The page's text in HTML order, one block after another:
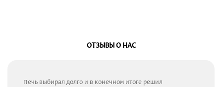
ОТЗЫВЫ О НАС
Печь выбирал долго и в конечном итоге решил